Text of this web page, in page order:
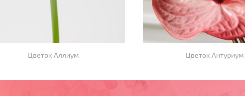
Цветок Аллиум Цветок Антуриум